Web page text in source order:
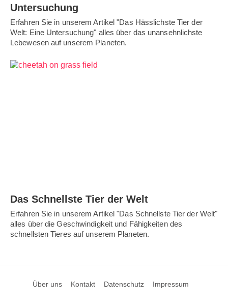
Untersuchung
Erfahren Sie in unserem Artikel "Das Hässlichste Tier der
Welt: Eine Untersuchung" alles über das unansehnlichste
Lebewesen auf unserem Planeten.
Das Schnellste Tier der Welt
Erfahren Sie in unserem Artikel "Das Schnellste Tier der Welt"
alles über die Geschwindigkeit und Fähigkeiten des
schnellsten Tieres auf unserem Planeten.
Über uns Kontakt Datenschutz Impressum